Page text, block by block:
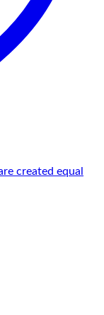
created equal